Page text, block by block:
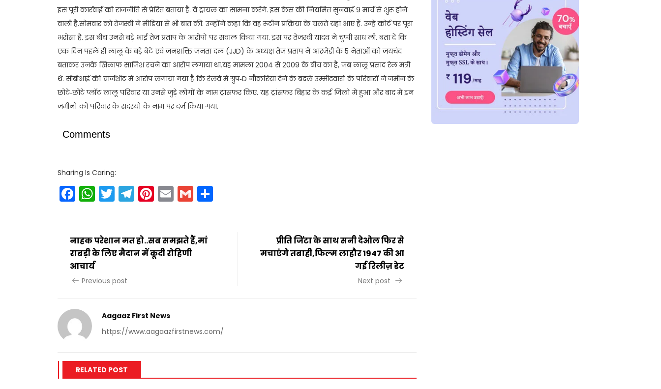
इस पूरी कार्रवाई को राजनीति से प्रेरित बताया है. वे ट्रायल का सामना करेंगे. इस केस की नियमित सुनवाई 9 मार्च से शुरू होने
वाली है.सोमवार को तेजस्वी ने मीडिया से भी बात की. उन्होंने कहा कि वह रूटीन प्रक्रिया के चलते यहां आए हैं. उन्हें कोर्ट पर पूरा
भरोसा है. इस बीच उनसे बड़े भाई तेज प्रताप के आरोपों पर सवाल किया गया. इस पर तेजस्वी यादव ने चुप्पी साध ली. बता दें कि
एक दिन पहले ही लालू के बड़े बेटे एवं जनशक्ति जनता दल (JJD) के अध्यक्ष तेज प्रताप ने आरजेडी के 5 नेताओं को जयचंद
बताकर उनके खिलाफ साजिश रचने का आरोप लगाया था.यह मामला 2004 से 2009 के बीच का है, जब लालू प्रसाद रेल मंत्री
थे. सीबीआई की चार्जशीट में आरोप लगाया गया है कि रेलवे में ग्रुप‑D नौकरियां देने के बदले उम्मीदवारों के परिवारों ने जमीन के
छोटे‑छोटे प्लॉट लालू परिवार या उनसे जुड़े लोगों के नाम ट्रांसफर किए. यह ट्रांसफर बिहार के कई जिलों में हुआ और बाद में इन
जमीनों को परिवार के सदस्यों के नाम पर दर्ज किया गया.
Comments
Sharing Is Caring:
Facebook
WhatsApp
Twitter
Telegram
Pinterest
EmailGmail
नाहक परेशान मत हो..सब समझते हैं,मां
राबड़ी के लिए मैदान में कूदी रोहिणी
आचार्य
Previous post
प्रीति जिंटा के साथ सनी देओल फिर से
मचाएंगे तबाही,फिल्म लाहौर 1947 की आ
गई रिलीज़ डेट
Next post
Aagaaz First News
https://www.aagaazfirstnews.com/
RELATED POST